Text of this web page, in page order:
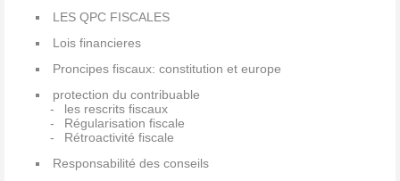
LES QPC FISCALES
Lois financieres
Proncipes fiscaux: constitution et europe
protection du contribuable
les rescrits fiscaux
Régularisation fiscale
Rétroactivité fiscale
Responsabilité des conseils